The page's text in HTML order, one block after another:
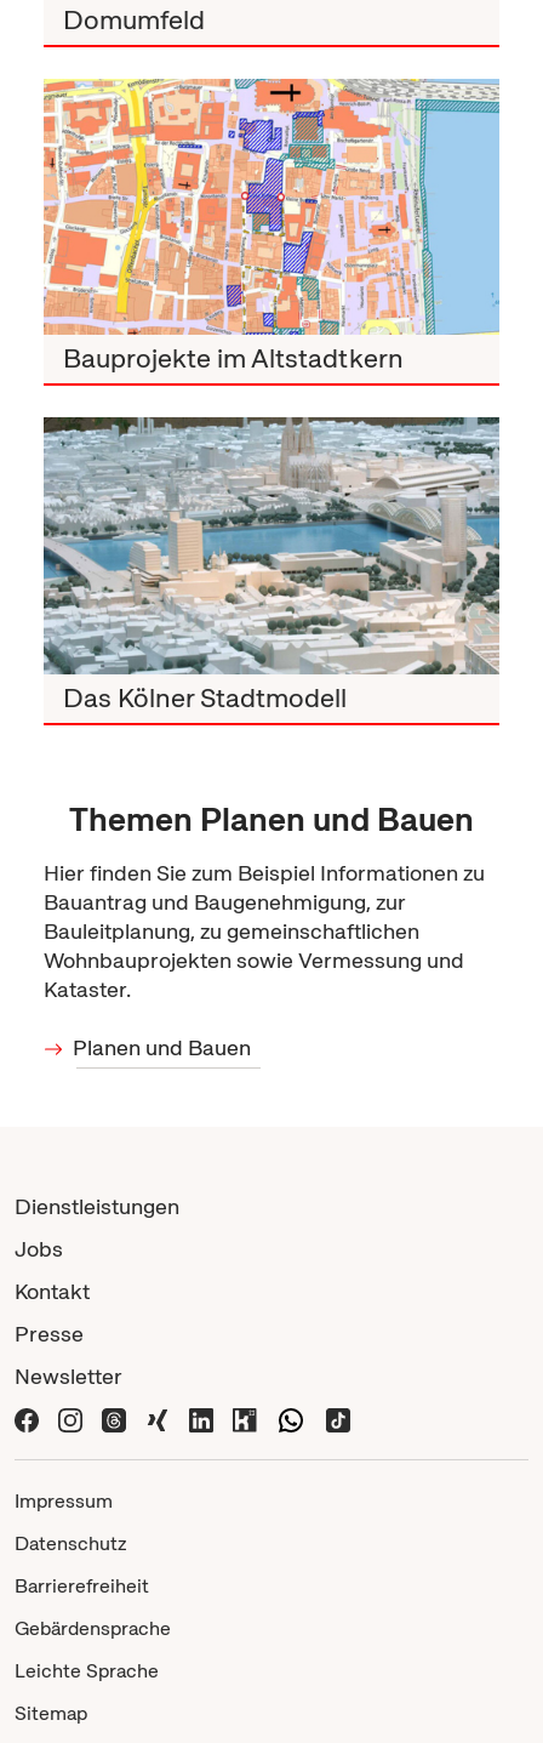
Domumfeld
Bauprojekte im Altstadtkern
Das Kölner Stadtmodell
Themen Planen und Bauen
Hier finden Sie zum Beispiel Informationen zu
Bauantrag und Baugenehmigung, zur
Bauleitplanung, zu gemeinschaftlichen
Wohnbauprojekten sowie Vermessung und
Kataster.
Planen und Bauen
Dienstleistungen
Jobs
Kontakt
Presse
Newsletter
Impressum
Datenschutz
Barrierefreiheit
Gebärdensprache
Leichte Sprache
Sitemap